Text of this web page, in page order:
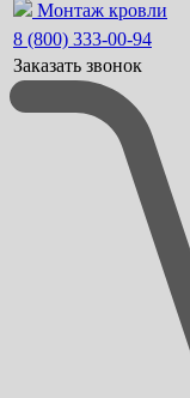
Монтаж кровли
8 (800) 333-00-94
Заказать звонок